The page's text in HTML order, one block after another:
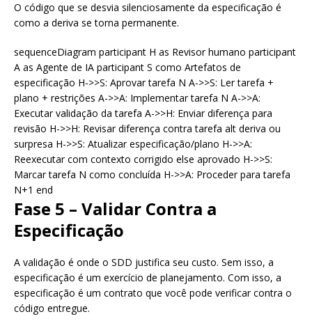
O código que se desvia silenciosamente da especificação é
como a deriva se torna permanente.
sequenceDiagram participant H as Revisor humano participant
A as Agente de IA participant S como Artefatos de
especificação H->>S: Aprovar tarefa N A->>S: Ler tarefa +
plano + restrições A->>A: Implementar tarefa N A->>A:
Executar validação da tarefa A->>H: Enviar diferença para
revisão H->>H: Revisar diferença contra tarefa alt deriva ou
surpresa H->>S: Atualizar especificação/plano H->>A:
Reexecutar com contexto corrigido else aprovado H->>S:
Marcar tarefa N como concluída H->>A: Proceder para tarefa
N+1 end
Fase 5 – Validar Contra a
Especificação
A validação é onde o SDD justifica seu custo. Sem isso, a
especificação é um exercício de planejamento. Com isso, a
especificação é um contrato que você pode verificar contra o
código entregue.